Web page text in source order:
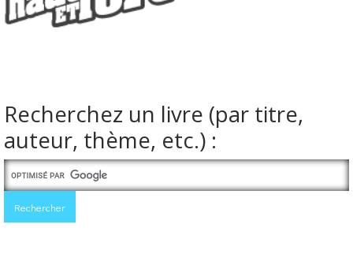
Recherchez un livre (par titre,
auteur, thème, etc.) :